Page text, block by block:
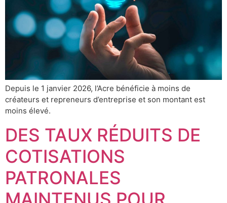
Depuis le 1 janvier 2026, l’Acre bénéficie à moins de
créateurs et repreneurs d’entreprise et son montant est
moins élevé.
DES TAUX RÉDUITS DE
COTISATIONS
PATRONALES